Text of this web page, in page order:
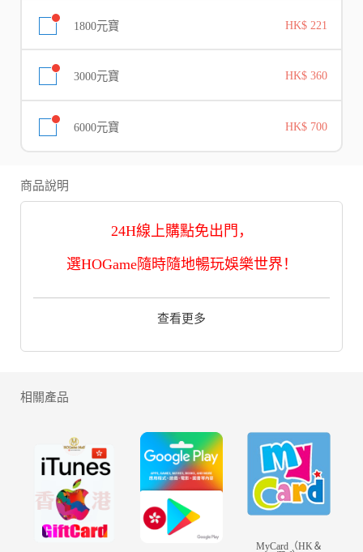
1800元寶 HK$ 221
3000元寶 HK$ 360
6000元寶 HK$ 700
商品說明
24H線上購點免出門，
選HOGame隨時隨地暢玩娛樂世界！
立刻透過HOGame.HK儲值
MyCard/Google Play/iOS 內購方式儲值；
遊戲宣本：
在這方小小的天地，三國武將齊聚於此，等
等，好像發生了奇怪的事情。
張郃：把我的東西還給我！
查看更多
相關產品
MyCard（HK＆